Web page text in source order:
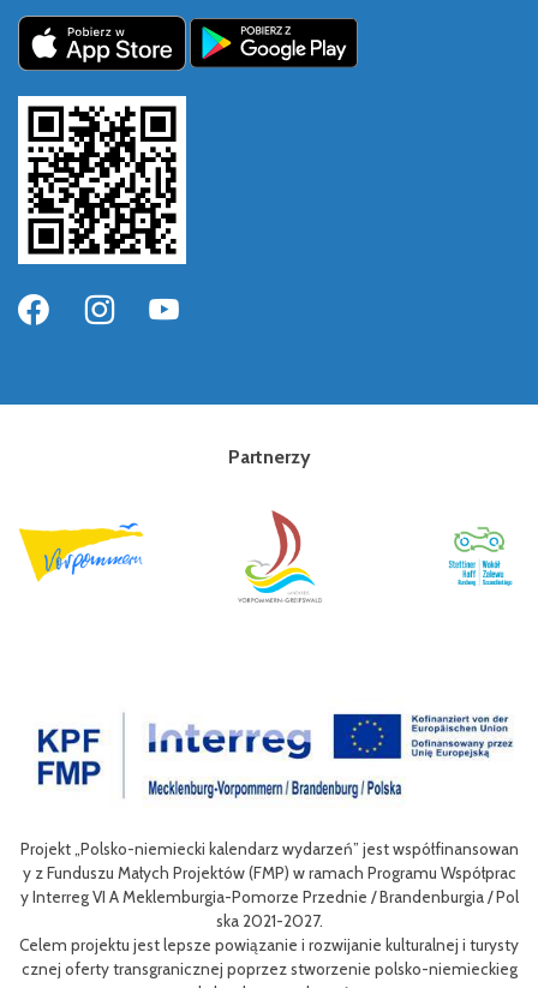
Partnerzy
Współprac
/ Pol
i turysty
niemieckieg
Celem III Polsko-Niemieckich Dni Turystyki Rowerowej jest
nie oferty turystycznej oraz ułatwienie transgranicznego
niej dla mieszkańców obszaru Euroregionu Pomerania jak i
w odwiedzających region.
Efektem planowanych działań jest przybliżenie zwykłym
m rowerów możliwości różnych tras oraz miejsc do